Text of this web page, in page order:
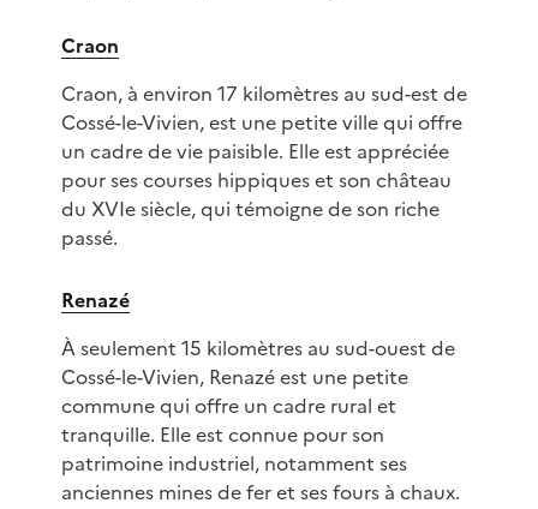
Craon
Craon, à environ 17 kilomètres au sud-est de
Cossé-le-Vivien, est une petite ville qui offre
un cadre de vie paisible. Elle est appréciée
pour ses courses hippiques et son château
du XVIe siècle, qui témoigne de son riche
passé.
Renazé
À seulement 15 kilomètres au sud-ouest de
Cossé-le-Vivien, Renazé est une petite
commune qui offre un cadre rural et
tranquille. Elle est connue pour son
patrimoine industriel, notamment ses
anciennes mines de fer et ses fours à chaux.